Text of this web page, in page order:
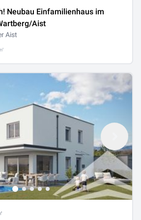
Neubau Einfamilienhaus im
Aist
Aist